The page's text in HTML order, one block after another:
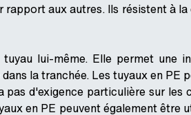
rapport aux autres. Ils résistent à
lui-même. Elle permet une
la tranchée. Les tuyaux en PE
d'exigence particulière sur
en PE peuvent également